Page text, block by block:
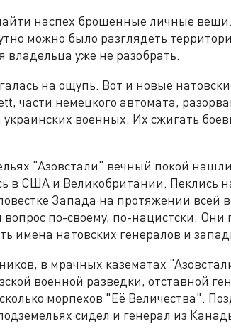
наспех брошенные личные
можно было разглядеть
уже не разобрать.
на ощупь. Вот и новые
части немецкого автомата,
военных. Их сжигать
"Азовстали" вечный покой
в США и Великобритании. Пеклись
Запада на протяжении всей
по-своему, по-нацистски. Они
имена натовских генералов и
в мрачных казематах
военной разведки, отставной
морпехов "Её Величества".
сидел и генерал из